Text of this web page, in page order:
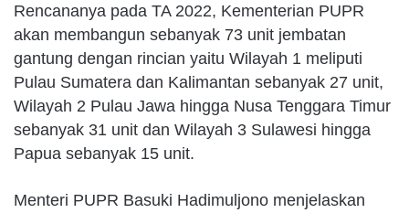
Rencananya pada TA 2022, Kementerian PUPR
akan membangun sebanyak 73 unit jembatan
gantung dengan rincian yaitu Wilayah 1 meliputi
Pulau Sumatera dan Kalimantan sebanyak 27 unit,
Wilayah 2 Pulau Jawa hingga Nusa Tenggara Timur
sebanyak 31 unit dan Wilayah 3 Sulawesi hingga
Papua sebanyak 15 unit.
Menteri PUPR Basuki Hadimuljono menjelaskan